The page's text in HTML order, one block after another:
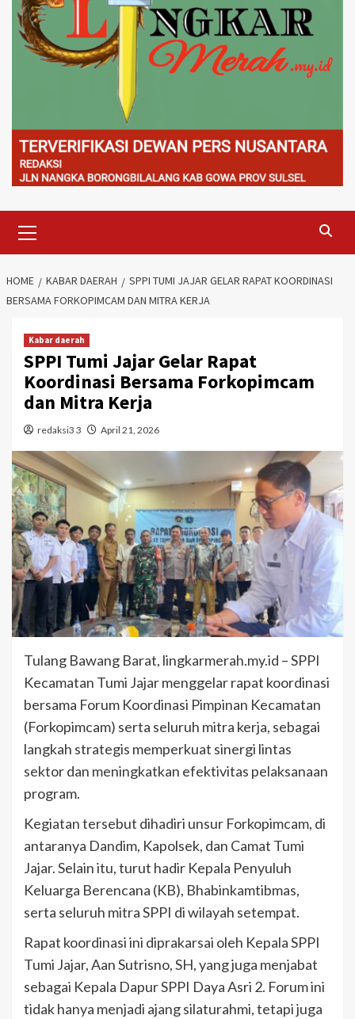
Menu
HOME KABAR DAERAH
SPPI TUMI JAJAR GELAR RAPAT KOORDINASI
BERSAMA FORKOPIMCAM DAN MITRA KERJA
Kabar daerah
SPPI Tumi Jajar Gelar Rapat
Koordinasi Bersama Forkopimcam
dan Mitra Kerja
redaksi3 3 April 21, 2026
Tulang Bawang Barat, lingkarmerah.my.id – SPPI
Kecamatan Tumi Jajar menggelar rapat koordinasi
bersama Forum Koordinasi Pimpinan Kecamatan
(Forkopimcam) serta seluruh mitra kerja, sebagai
langkah strategis memperkuat sinergi lintas
sektor dan meningkatkan efektivitas pelaksanaan
program.
Kegiatan tersebut dihadiri unsur Forkopimcam, di
antaranya Dandim, Kapolsek, dan Camat Tumi
Jajar. Selain itu, turut hadir Kepala Penyuluh
Keluarga Berencana (KB), Bhabinkamtibmas,
serta seluruh mitra SPPI di wilayah setempat.
Rapat koordinasi ini diprakarsai oleh Kepala SPPI
Tumi Jajar, Aan Sutrisno, SH, yang juga menjabat
sebagai Kepala Dapur SPPI Daya Asri 2. Forum ini
tidak hanya menjadi ajang silaturahmi, tetapi juga